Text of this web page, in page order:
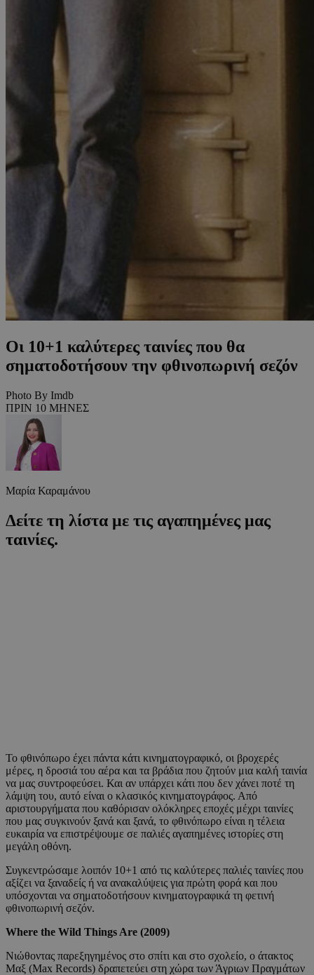
Oι 10+1 καλύτερες ταινίες που θα
σηματοδοτήσουν την φθινοπωρινή σεζόν
Photo By Imdb
ΠΡΙΝ 10 ΜΗΝΕΣ
Μαρία Καραμάνου
Δείτε τη λίστα με τις αγαπημένες μας
ταινίες.
Το φθινόπωρο έχει πάντα κάτι κινηματογραφικό, οι βροχερές
μέρες, η δροσιά του αέρα και τα βράδια που ζητούν μια καλή ταινία
να μας συντροφεύσει. Και αν υπάρχει κάτι που δεν χάνει ποτέ τη
λάμψη του, αυτό είναι ο κλασικός κινηματογράφος. Από
αριστουργήματα που καθόρισαν ολόκληρες εποχές μέχρι ταινίες
που μας συγκινούν ξανά και ξανά, το φθινόπωρο είναι η τέλεια
ευκαιρία να επιστρέψουμε σε παλιές αγαπημένες ιστορίες στη
μεγάλη οθόνη.
Συγκεντρώσαμε λοιπόν 10+1 από τις καλύτερες παλιές ταινίες που
αξίζει να ξαναδείς ή να ανακαλύψεις για πρώτη φορά και που
υπόσχονται να σηματοδοτήσουν κινηματογραφικά τη φετινή
φθινοπωρινή σεζόν.
Where the Wild Things Are (2009)
Νιώθοντας παρεξηγημένος στο σπίτι και στο σχολείο, ο άτακτος
Μαξ (Max Records) δραπετεύει στη χώρα των Άγριων Πραγμάτων